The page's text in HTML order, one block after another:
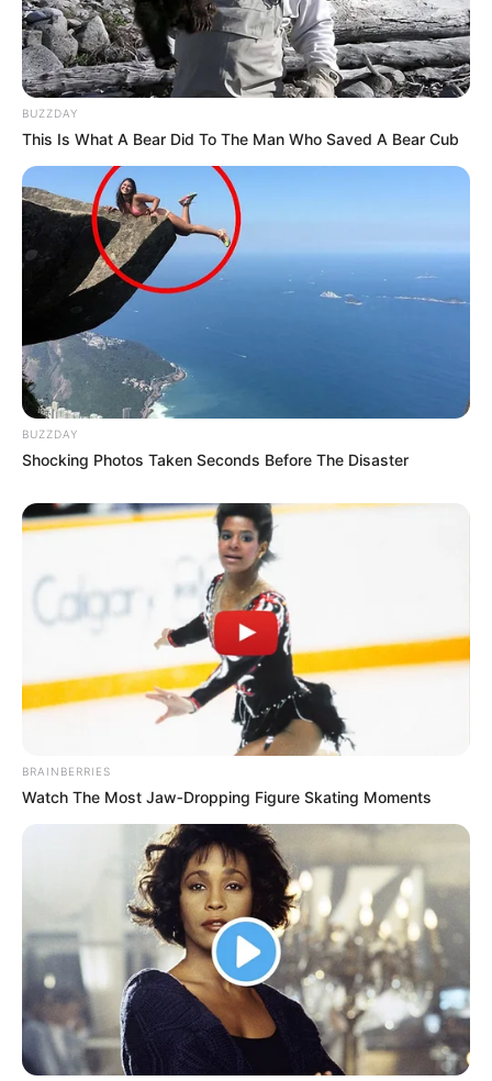
BUZZDAY
This Is What A Bear Did To The Man Who Saved A Bear Cub
BUZZDAY
Shocking Photos Taken Seconds Before The Disaster
BRAINBERRIES
Watch The Most Jaw‑Dropping Figure Skating Moments